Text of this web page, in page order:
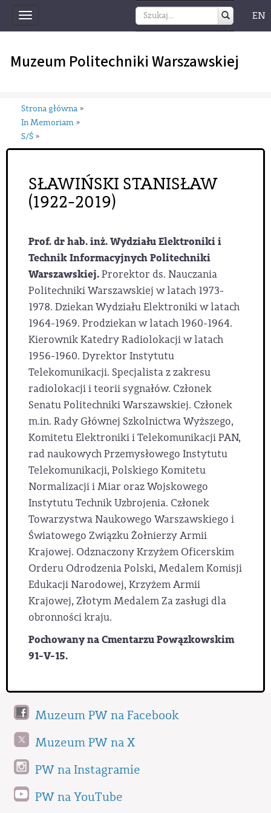
Toggle
navigation
EN
Muzeum Politechniki Warszawskiej
Strona główna »
In Memoriam »
S/Ś »
SŁAWIŃSKI STANISŁAW
(1922-2019)
Prof. dr hab. inż. Wydziału Elektroniki i
Technik Informacyjnych Politechniki
Warszawskiej.Prorektor ds. Nauczania
Politechniki Warszawskiej w latach 1973-
1978. Dziekan Wydziału Elektroniki w latach
1964-1969. Prodziekan w latach 1960-1964.
Kierownik Katedry Radiolokacji w latach
1956-1960. Dyrektor Instytutu
Telekomunikacji. Specjalista z zakresu
radiolokacji i teorii sygnałów. Członek
Senatu Politechniki Warszawskiej. Członek
m.in. Rady Głównej Szkolnictwa Wyższego,
Komitetu Elektroniki i Telekomunikacji PAN,
rad naukowych Przemysłowego Instytutu
Telekomunikacji, Polskiego Komitetu
Normalizacji i Miar oraz Wojskowego
Instytutu Technik Uzbrojenia. Członek
Towarzystwa Naukowego Warszawskiego i
Światowego Związku Żołnierzy Armii
Krajowej. Odznaczony Krzyżem Oficerskim
Orderu Odrodzenia Polski, Medalem Komisji
Edukacji Narodowej, Krzyżem Armii
Krajowej, Złotym Medalem Za zasługi dla
obronności kraju.
Pochowany na Cmentarzu Powązkowskim
91-V-15.
Muzeum PW na Facebook
Muzeum PW na X
PW na Instagramie
PW na YouTube